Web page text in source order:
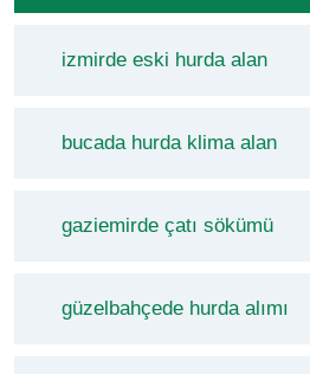
izmirde eski hurda alan
bucada hurda klima alan
gaziemirde çatı sökümü
güzelbahçede hurda alımı